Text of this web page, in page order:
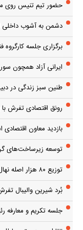
حضور تیم تنیس روی
دشمن به آشوب داخلی
برگزاری جلسه کارگروه
ایرانی آزاد همچون
طنین سبز زندگی در
رونق اقتصادی تفرش
بازدید معاون
توسعه زیرساخت‌های
توزیع ۸۰ هزار اصله نهال در تفرش
بُرد شیرین والیبال
جلسه تکریم و معارفه